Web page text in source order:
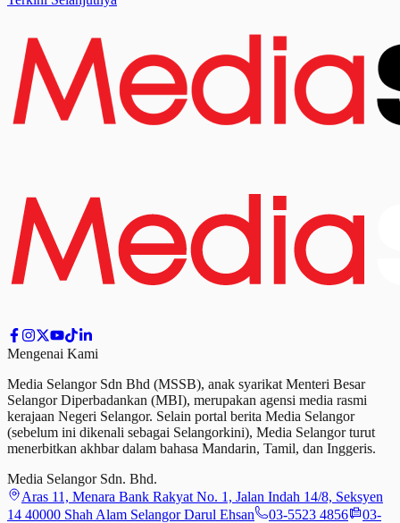
Mengenai Kami
Media Selangor Sdn Bhd (MSSB), anak syarikat Menteri Besar
Selangor Diperbadankan (MBI), merupakan agensi media rasmi
kerajaan Negeri Selangor. Selain portal berita Media Selangor
(sebelum ini dikenali sebagai Selangorkini), Media Selangor turut
menerbitkan akhbar dalam bahasa Mandarin, Tamil, dan Inggeris.
Media Selangor Sdn. Bhd.
Aras 11, Menara Bank Rakyat No. 1, Jalan Indah 14/8, Seksyen
14 40000 Shah Alam Selangor Darul Ehsan
03-5523 4856
03-